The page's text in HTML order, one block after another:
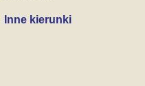
Inne kierunki